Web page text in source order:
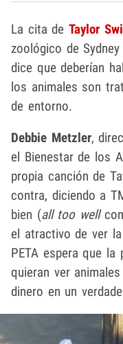
La cita deTaylor
zoológico de
dice que deberían
los animales son
de entorno.
Debbie Metzler,
el Bienestar de los
propia canción de
contra, diciendo a
bien (all too well
el atractivo de ver
PETA espera que la
quieran ver
dinero en un